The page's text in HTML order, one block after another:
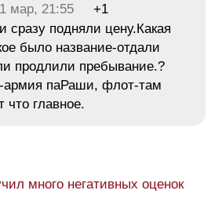
мар, 21:55
+1
сразу подняли цену.Какая
было название-отдали
продлили пребывание.?
армия паРаши, флот-там
что главное.
много негативных оценок